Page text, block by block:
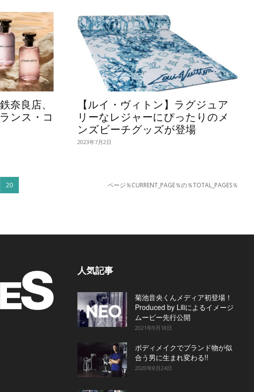
奈良店、
ンス・コ
【ルイ・ヴィトン】ラグジュア
リーなレジャーにぴったりのメ
ンズビーチグッズが登場
2023年7月2日
20 ページ％CURRENT_PAGE％の％TOTAL_PAGES％
人気記事
菊池音央くんメディア初登場！
Produced by Liliによるイメージ
ムービー先行公開
2021年9月18日
ボディメイクでブランド物が似
合う男に生まれ変わる!!
2020年8月24日